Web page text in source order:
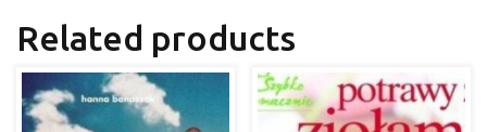
Related products